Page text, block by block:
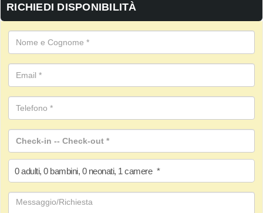
RICHIEDI DISPONIBILITÀ
0 adulti, 0 bambini, 0 neonati, 1 camere *